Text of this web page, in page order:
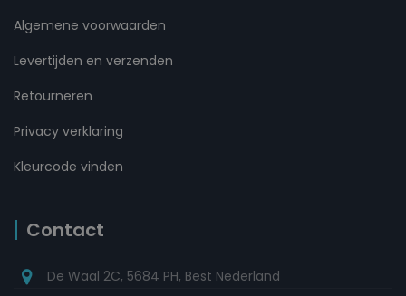
Algemene voorwaarden
Levertijden en verzenden
Retourneren
Privacy verklaring
Kleurcode vinden
Contact
De Waal 2C, 5684 PH, Best Nederland